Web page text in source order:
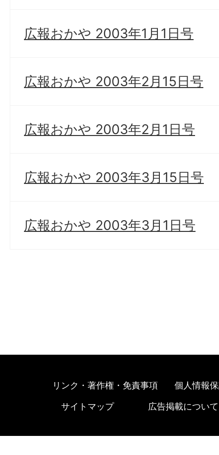
広報おかや 2003年1月1日号
広報おかや 2003年2月15日号
広報おかや 2003年2月1日号
広報おかや 2003年3月15日号
広報おかや 2003年3月1日号
リンク・著作権・免責事項 個人情報
サイトマップ 広告掲載について